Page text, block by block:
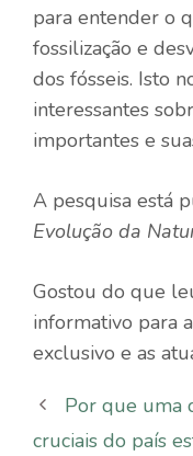
para entender o
fossilização e
dos fósseis. Isto
interessantes
importantes e
A pesquisa está
Evolução da
Gostou do que
informativo para
exclusivo e as
Por que uma
cruciais do país